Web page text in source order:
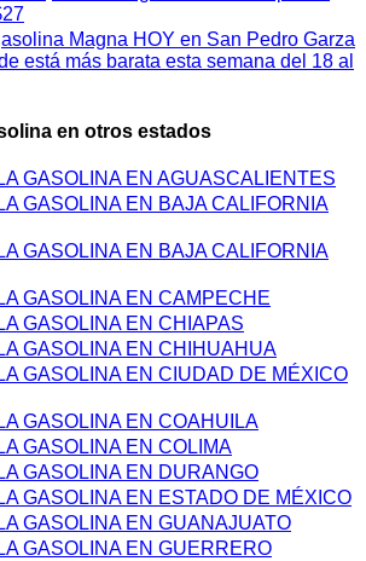
Magna HOY en San Pedro Garza
está más barata esta semana del 18 al
en otros estados
GASOLINA EN AGUASCALIENTES
GASOLINA EN BAJA CALIFORNIA
GASOLINA EN BAJA CALIFORNIA
GASOLINA EN CAMPECHE
GASOLINA EN CHIAPAS
GASOLINA EN CHIHUAHUA
GASOLINA EN CIUDAD DE MÉXICO
GASOLINA EN COAHUILA
GASOLINA EN COLIMA
GASOLINA EN DURANGO
GASOLINA EN ESTADO DE MÉXICO
GASOLINA EN GUANAJUATO
GASOLINA EN GUERRERO